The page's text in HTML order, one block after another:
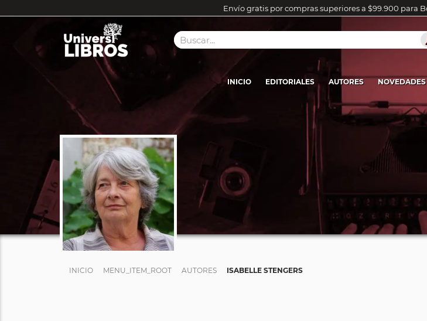
Envío gratis por compras superiores a $99.900 para
INICIO EDITORIALES AUTORES NOVEDADES
INICIO MENU_ITEM_ROOT AUTORES ISABELLE STENGERS